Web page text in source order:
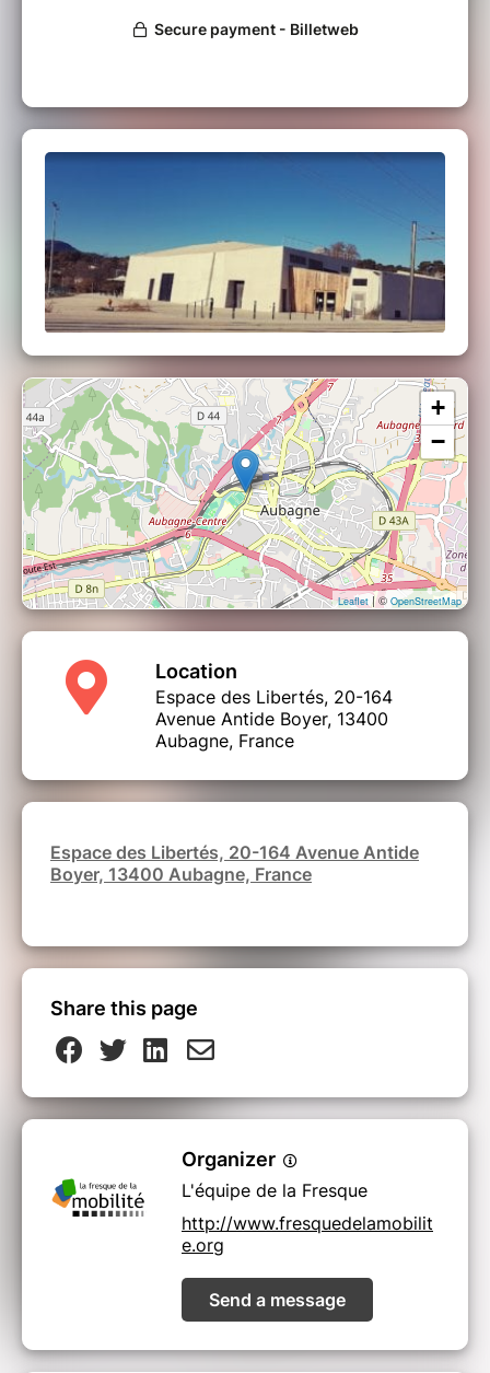
1panoramapour tout comprendre :
quelle est la part des transports dans
pèsent les transports en communs
concret: de nombreux
leviers d'action, pour chacun, sont
identifiés.
funet inspirant : lors d'un jeu de rôle
devenez "coach mobilité" et aidez
adopter des pratiques moins
carbonées.
L'animateur ou l'animatrice vous enverra par
email une invitation personnelle.
Veillez à bien vérifier vos spams !
+
−
Leaflet| © OpenStreetMap
Location
Espace des Libertés, 20-164
Avenue Antide Boyer, 13400
Aubagne, France
Espace des Libertés, 20-164 Avenue Antide
Boyer, 13400 Aubagne, France
Share this page
Organizer
L'équipe de la Fresque
http://www.fresquedelamobilit
e.org
Send a message